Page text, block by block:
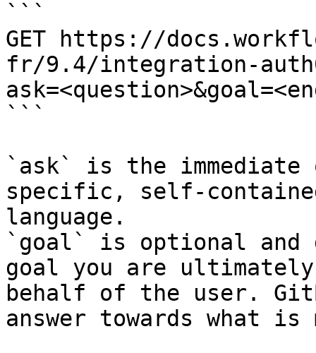
```
GET https://
fr/9.4/integration-
```
`ask` is the
specific, self-
language.
`goal` is optional and
goal you are
behalf of the user.
answer towards what